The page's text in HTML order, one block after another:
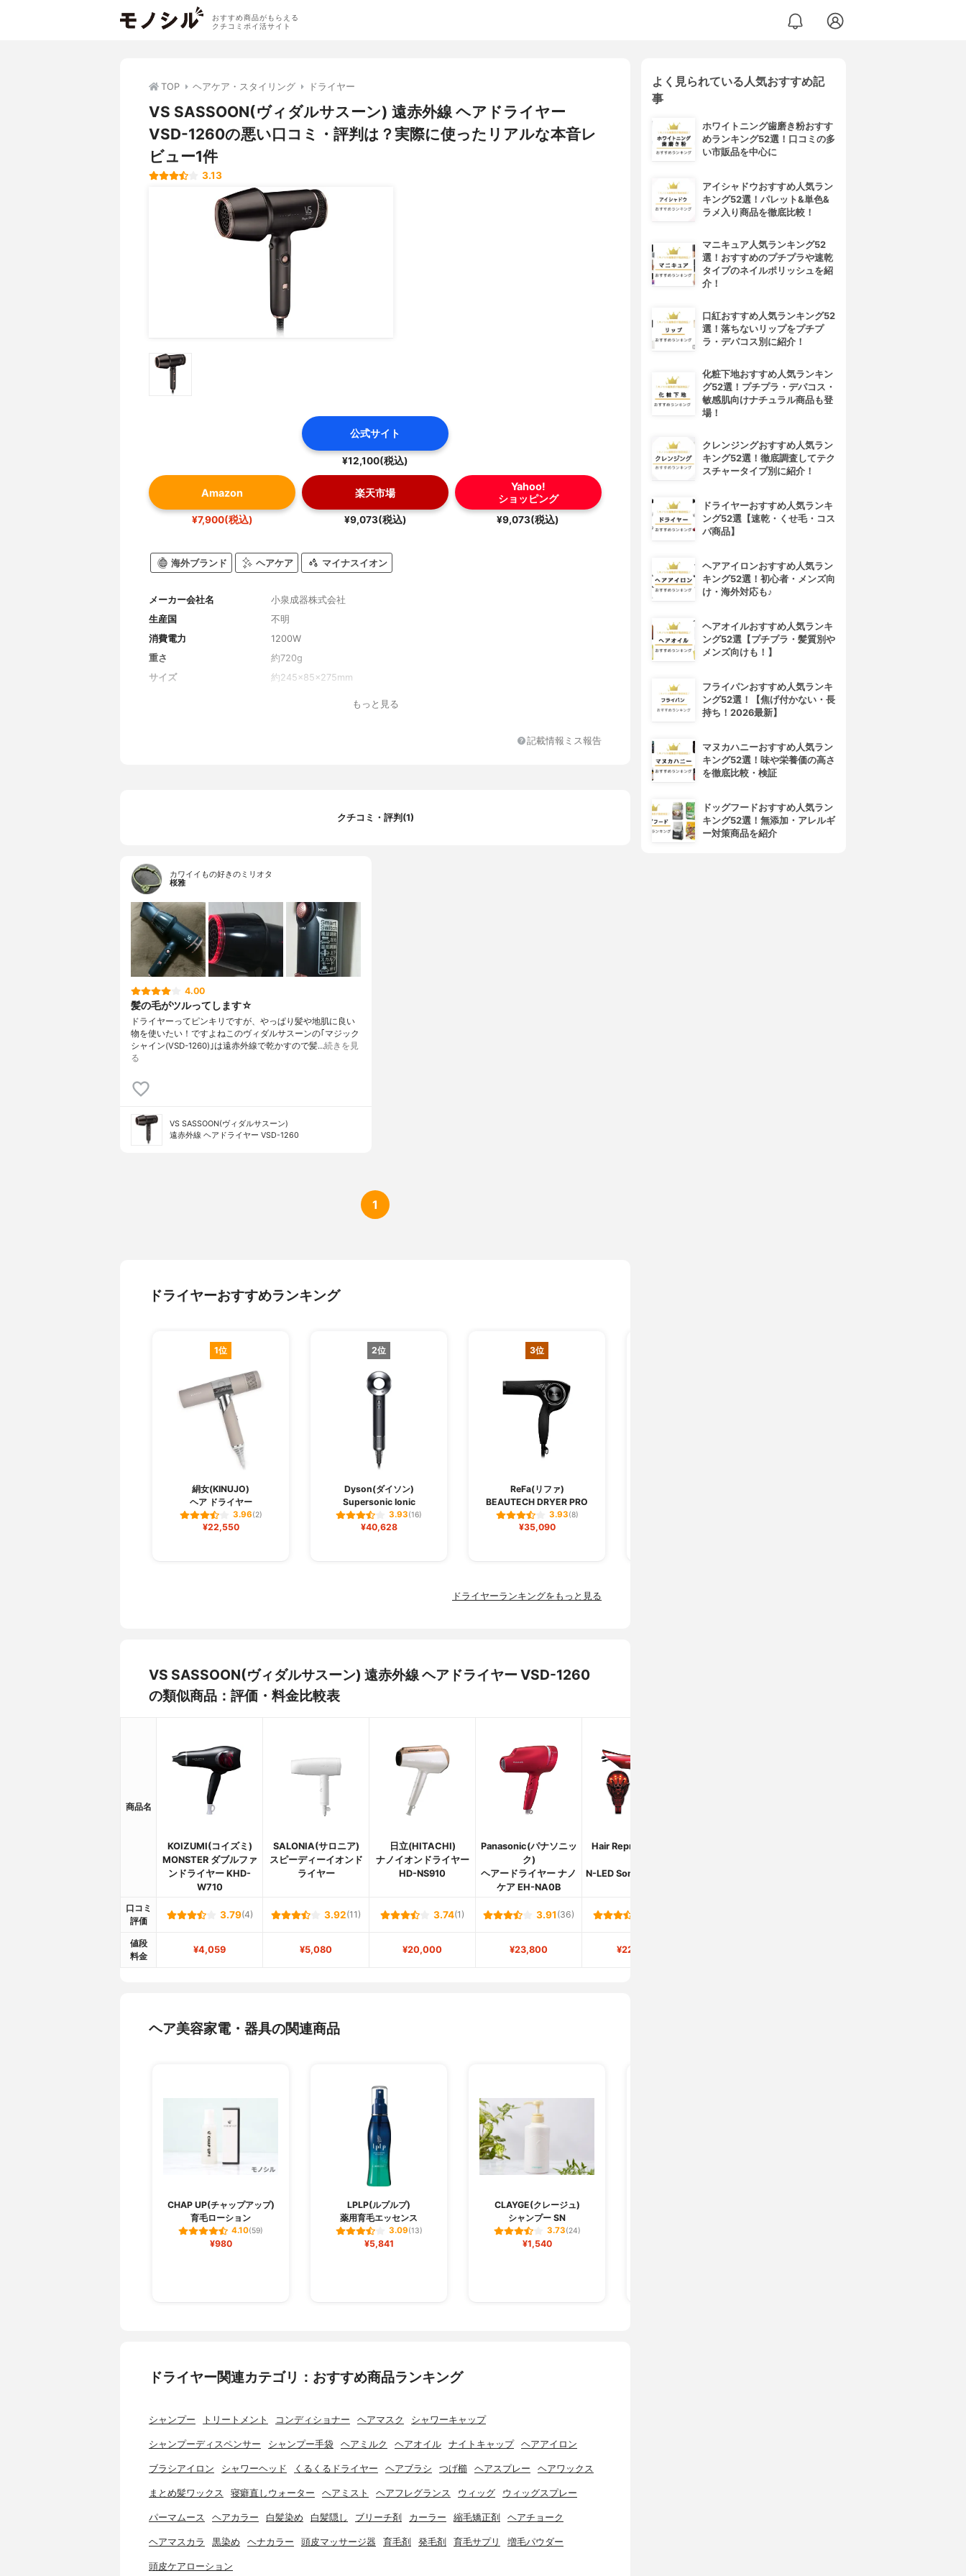
おすすめ商品がもらえる
クチコミポイ活サイト
TOP ヘアケア・スタイリング ドライヤー
VS SASSOON(ヴィダルサスーン) 遠赤外線 ヘアドライヤー
VSD-1260の悪い口コミ・評判は？実際に使ったリアルな本音レ
ビュー1件
3.13
公式サイト
¥12,100(税込)
Amazon
¥7,900(税込)
楽天市場
¥9,073(税込)
Yahoo!
ショッピング
¥9,073(税込)
海外ブランド ヘアケア マイナスイオン
メーカー会社名
小泉成器株式会社
生産国
不明
消費電力
1200W
重さ
約720g
サイズ
約245×85×275mm
もっと見る
記載情報ミス報告
クチコミ・評判(1)
カワイイもの好きのミリオタ
桜雅
4.00
髪の毛がツルってします☆
ドライヤーってピンキリですが、やっぱり髪や地肌に良い
物を使いたい！ですよねこのヴィダルサスーンの｢マジック
シャイン(VSD-1260)｣は遠赤外線で乾かすので髪…続きを見
る
VS SASSOON(ヴィダルサスーン)
遠赤外線 ヘアドライヤー VSD-1260
1
ドライヤーおすすめランキング
1位
絹女(KINUJO)
ヘア ドライヤー
3.96(2)
¥22,550
2位
Dyson(ダイソン)
Supersonic Ionic
3.93(16)
¥40,628
3位
ReFa(リファ)
BEAUTECH DRYER PRO
3.93(8)
¥35,090
ドライヤーランキングをもっと見る
VS SASSOON(ヴィダルサスーン) 遠赤外線 ヘアドライヤー VSD-1260
の類似商品：評価・料金比較表
商品名
KOIZUMI(コイズミ)
MONSTER ダブルファ
ンドライヤー KHD-
W710
SALONIA(サロニア)
スピーディーイオンド
ライヤー
日立(HITACHI)
ナノイオンドライヤー
HD-NS910
Panasonic(パナソニッ
ク)
ヘアードライヤー ナノ
ケア EH-NA0B
Hair Repro(ヘアリプ
N-LED Sonic AD-HR01
口コミ
評価
3.79(4) 3.92(11) 3.74(1) 3.91 (36)
値段
料金
¥4,059 ¥5,080 ¥20,000 ¥23,800 ¥22,680
ヘア美容家電・器具の関連商品
CHAP UP(チャップアップ)
育毛ローション
4.10(59)
¥980
LPLP(ルプルプ)
薬用育毛エッセンス
3.09(13)
¥5,841
CLAYGE(クレージュ)
シャンプー SN
3.73(24)
¥1,540
ドライヤー関連カテゴリ：おすすめ商品ランキング
シャンプー トリートメント コンディショナー ヘアマスク シャワーキャップ
シャンプーディスペンサー シャンプー手袋 ヘアミルク ヘアオイル ナイトキャップ ヘアアイロン
ブラシアイロン シャワーヘッド くるくるドライヤー ヘアブラシ つげ櫛 ヘアスプレー ヘアワックス
まとめ髪ワックス 寝癖直しウォーター ヘアミスト ヘアフレグランス ウィッグ ウィッグスプレー
パーマムース ヘアカラー 白髪染め 白髪隠し ブリーチ剤 カーラー 縮毛矯正剤 ヘアチョーク
ヘアマスカラ 黒染め ヘナカラー 頭皮マッサージ器 育毛剤 発毛剤 育毛サプリ 増毛パウダー
頭皮ケアローション
よく見られている人気おすすめ記
事
ホワイトニング歯磨き粉おすす
めランキング52選！口コミの多
い市販品を中心に
アイシャドウおすすめ人気ラン
キング52選！パレット&単色&
ラメ入り商品を徹底比較！
マニキュア人気ランキング52
選！おすすめのプチプラや速乾
タイプのネイルポリッシュを紹
介！
口紅おすすめ人気ランキング52
選！落ちないリップをプチプ
ラ・デパコス別に紹介！
化粧下地おすすめ人気ランキン
グ52選！プチプラ・デパコス・
敏感肌向けナチュラル商品も登
場！
クレンジングおすすめ人気ラン
キング52選！徹底調査してテク
スチャータイプ別に紹介！
ドライヤーおすすめ人気ランキ
ング52選【速乾・くせ毛・コス
パ商品】
ヘアアイロンおすすめ人気ラン
キング52選！初心者・メンズ向
け・海外対応も♪
ヘアオイルおすすめ人気ランキ
ング52選【プチプラ・髪質別や
メンズ向けも！】
フライパンおすすめ人気ランキ
ング52選！【焦げ付かない・長
持ち！2026最新】
マヌカハニーおすすめ人気ラン
キング52選！味や栄養価の高さ
を徹底比較・検証
ドッグフードおすすめ人気ラン
キング52選！無添加・アレルギ
ー対策商品を紹介